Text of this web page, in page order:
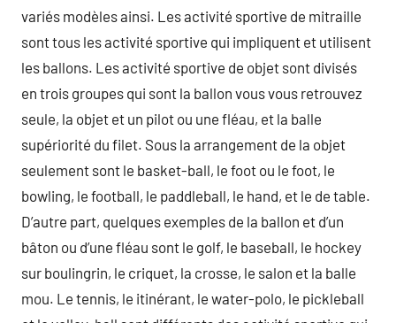
variés modèles ainsi. Les activité sportive de mitraille
sont tous les activité sportive qui impliquent et utilisent
les ballons. Les activité sportive de objet sont divisés
en trois groupes qui sont la ballon vous vous retrouvez
seule, la objet et un pilot ou une fléau, et la balle
supériorité du filet. Sous la arrangement de la objet
seulement sont le basket-ball, le foot ou le foot, le
bowling, le football, le paddleball, le hand, et le de table.
D’autre part, quelques exemples de la ballon et d’un
bâton ou d’une fléau sont le golf, le baseball, le hockey
sur boulingrin, le criquet, la crosse, le salon et la balle
mou. Le tennis, le itinérant, le water-polo, le pickleball